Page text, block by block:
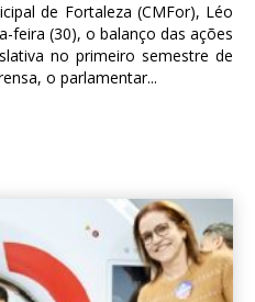
de Fortaleza (CMFor), Léo
feira (30), o balanço das ações
no primeiro semestre de
o parlamentar...